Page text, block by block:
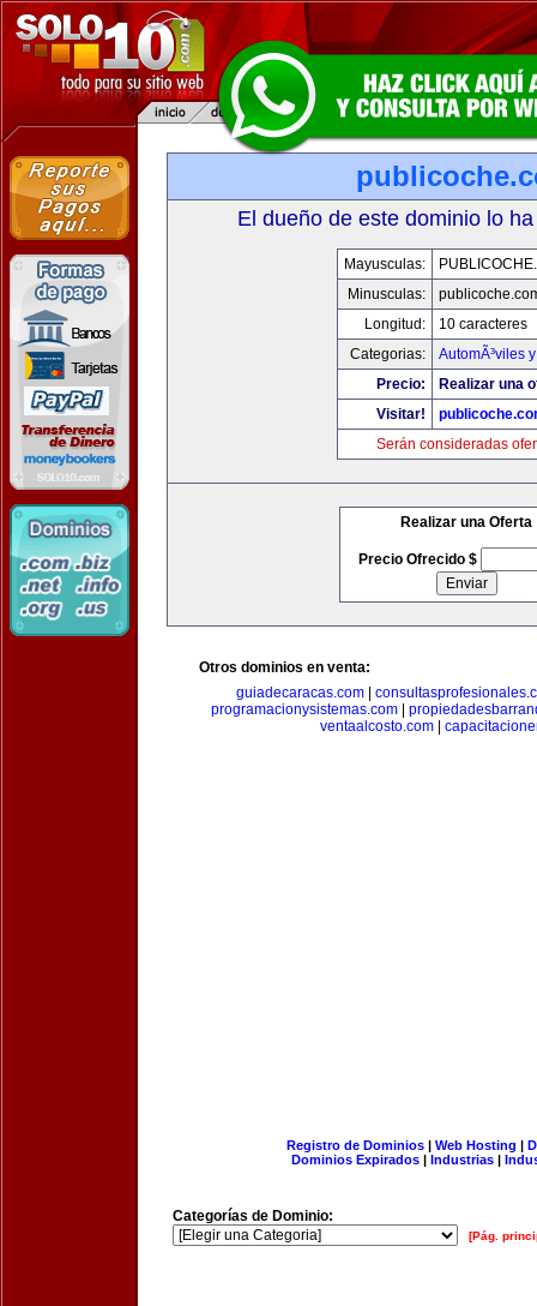
El dueño de este dominio lo
Mayusculas:
Minusculas:
Longitud:
10 caracteres
Categorias:
AutomÃ³viles
Precio:
Realizar una
Visitar!
Serán consideradas
Realizar una Oferta
Precio Ofrecido $
Otros dominios en venta:
guiadecaracas.com
programacionysistemas.com|
ventaalcosto.com|
Registro de Dominios| Web Hosting |
Dominios Expirados | Industrias |
Categorías de Dominio:
[Pág.